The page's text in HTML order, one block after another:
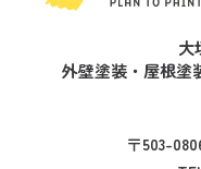
大
外壁塗装・屋根塗
〒503-